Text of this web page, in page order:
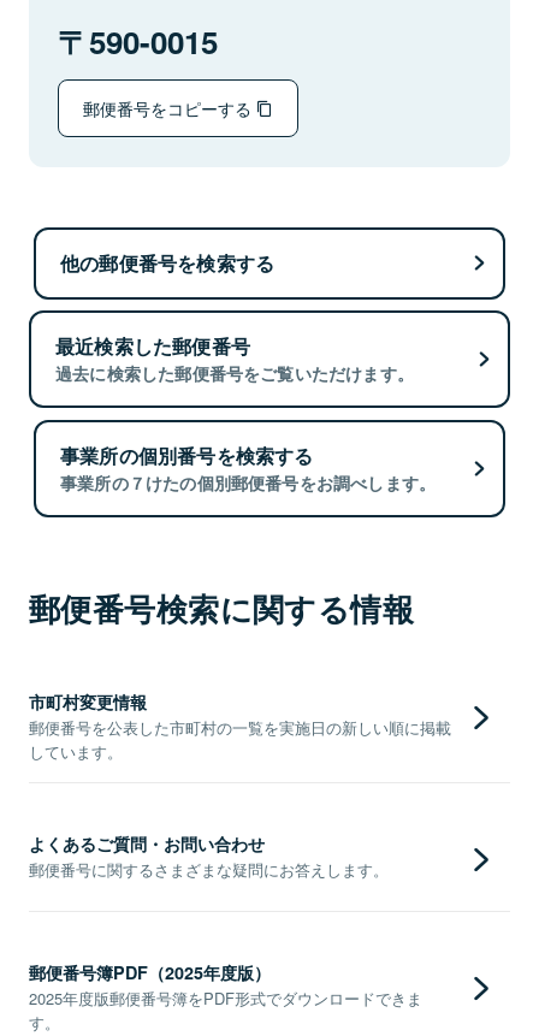
590-0015
郵便番号をコピーする
他の郵便番号を検索する
最近検索した郵便番号
過去に検索した郵便番号をご覧いただけます。
事業所の個別番号を検索する
事業所の７けたの個別郵便番号をお調べします。
郵便番号検索に関する情報
市町村変更情報
郵便番号を公表した市町村の一覧を実施日の新しい順に掲載
しています。
よくあるご質問・お問い合わせ
郵便番号に関するさまざまな疑問にお答えします。
郵便番号簿PDF（2025年度版）
2025年度版郵便番号簿をPDF形式でダウンロードできま
す。